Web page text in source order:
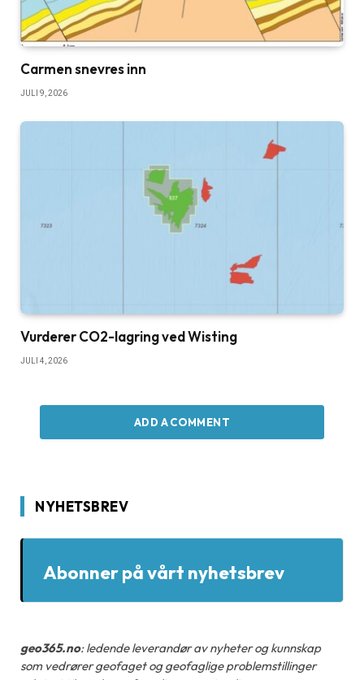
Carmen snevres inn
JULI 9, 2026
Vurderer CO2-lagring ved Wisting
JULI 4, 2026
ADD A COMMENT
NYHETSBREV
Abonner på vårt nyhetsbrev
geo365.no: ledende leverandør av nyheter og kunnskap
som vedrører geofaget og geofaglige problemstillinger